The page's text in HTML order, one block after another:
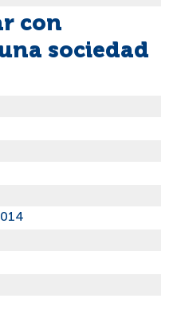
con
sociedad